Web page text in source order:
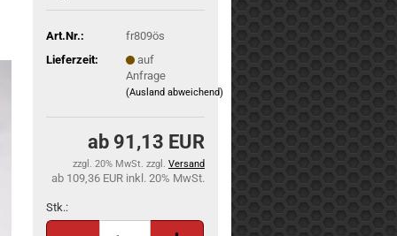
Art.Nr.:
fr809ös
Lieferzeit:
auf
Anfrage
(Ausland abweichend)
91,13 EUR
zzgl. 20% MwSt. zzgl. Versand
109,36 EUR inkl. 20% MwSt.
Stk.: